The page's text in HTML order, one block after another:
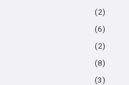
(2)
(6)
(2)
(8)
(3)